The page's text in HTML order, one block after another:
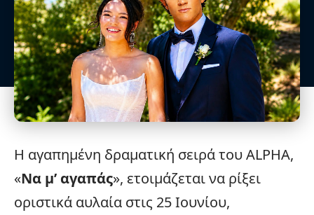
Η αγαπημένη δραματική σειρά τουALPHA,
«Να μ’ αγαπάς», ετοιμάζεται να ρίξει
οριστικά αυλαία στις 25 Ιουνίου,